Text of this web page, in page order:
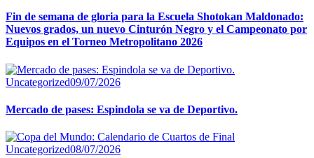
Fin de semana de gloria para la Escuela Shotokan Maldonado:
Nuevos grados, un nuevo Cinturón Negro y el Campeonato por
Equipos en el Torneo Metropolitano 2026
Uncategorized09/07/2026
Mercado de pases: Espindola se va de Deportivo.
Uncategorized08/07/2026